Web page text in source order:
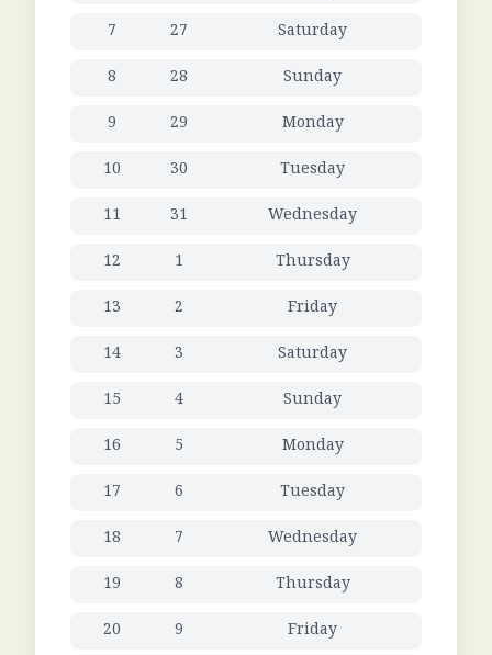
7
27
Saturday
8
28
Sunday
9
29
Monday
10
30
Tuesday
11
31
Wednesday
12
1
Thursday
13
2
Friday
14
3
Saturday
15
4
Sunday
16
5
Monday
17
6
Tuesday
18
7
Wednesday
19
8
Thursday
20
9
Friday